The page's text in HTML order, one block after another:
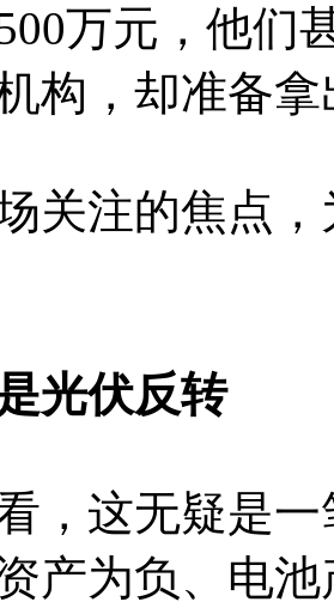
万元，他们
构，却准备
关注的焦点
光伏反转
，这无疑是
产为负、电